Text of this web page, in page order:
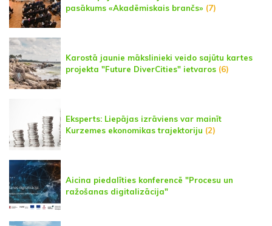
pasākums «Akadēmiskais brančs» (7)
Karostā jaunie mākslinieki veido sajūtu kartes
projekta "Future DiverCities" ietvaros (6)
Eksperts: Liepājas izrāviens var mainīt
Kurzemes ekonomikas trajektoriju (2)
Aicina piedalīties konferencē "Procesu un
ražošanas digitalizācija"